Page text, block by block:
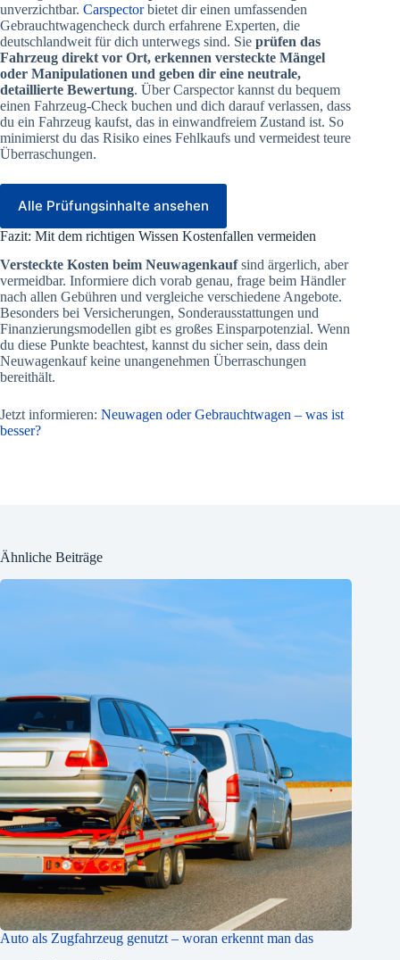
unverzichtbar. Carspectorbietet dir einen umfassenden
Gebrauchtwagencheck durch erfahrene Experten, die
deutschlandweit für dich unterwegs sind. Sie prüfen das
Fahrzeug direkt vor Ort, erkennen versteckte Mängel
oder Manipulationen und geben dir eine neutrale,
detaillierte Bewertung. Über Carspector kannst du bequem
einen Fahrzeug-Check buchen und dich darauf verlassen, dass
du ein Fahrzeug kaufst, das in einwandfreiem Zustand ist. So
minimierst du das Risiko eines Fehlkaufs und vermeidest teure
Überraschungen.
Alle Prüfungsinhalte ansehen
Fazit: Mit dem richtigen Wissen Kostenfallen vermeiden
Versteckte Kosten beim Neuwagenkaufsind ärgerlich, aber
vermeidbar. Informiere dich vorab genau, frage beim Händler
nach allen Gebühren und vergleiche verschiedene Angebote.
Besonders bei Versicherungen, Sonderausstattungen und
Finanzierungsmodellen gibt es großes Einsparpotenzial. Wenn
du diese Punkte beachtest, kannst du sicher sein, dass dein
Neuwagenkauf keine unangenehmen Überraschungen
bereithält.
Jetzt informieren: Neuwagen oder Gebrauchtwagen – was ist
besser?
Ähnliche Beiträge
Auto als Zugfahrzeug genutzt – woran erkennt man das